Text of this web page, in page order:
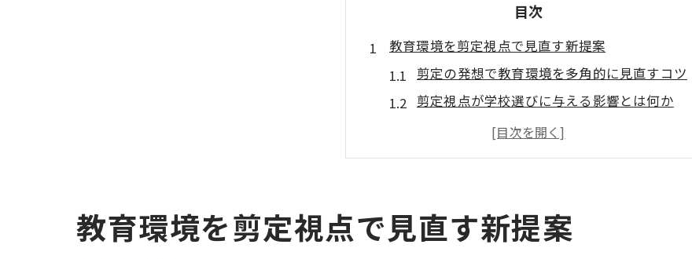
目次
教育環境を剪定視点で見直す新提案
剪定の発想で教育環境を多角的に見直すコツ
剪定視点が学校選びに与える影響とは何か
剪定で見抜く学校環境の本質と選び方
地域の特色を活かした剪定的教育環境分析
マンモス校の特徴と剪定の関係性を探る
マンモス校の剪定的特徴と教育への影響
教育環境を剪定視点で見直す新提案